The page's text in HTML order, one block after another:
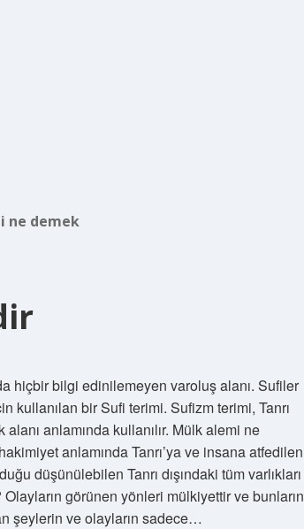
ne demek
hiçbir bilgi edinilemeyen varoluş alanı. Sufiler
kullanılan bir Sufi terimi. Sufizm terimi, Tanrı
anlamında kullanılır. Mülk alemi ne
anlamında Tanrı’ya ve insana atfedilen
düşünülebilen Tanrı dışındaki tüm varlıkları
görünen yönleri mülkiyettir ve bunların
şeylerin ve olayların sadece…